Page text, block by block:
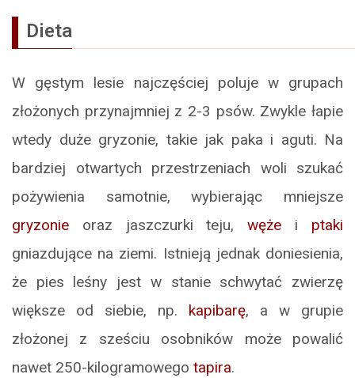
Dieta
W gęstym lesie najczęściej poluje w grupach
złożonych przynajmniej z 2-3 psów. Zwykle łapie
wtedy duże gryzonie, takie jak paka i aguti. Na
bardziej otwartych przestrzeniach woli szukać
pożywienia samotnie, wybierając mniejsze
gryzonie oraz jaszczurki teju,węże i ptaki
gniazdujące na ziemi. Istnieją jednak doniesienia,
że pies leśny jest w stanie schwytać zwierzę
większe od siebie, np. kapibarę, a w grupie
złożonej z sześciu osobników może powalić
nawet 250-kilogramowego tapira.